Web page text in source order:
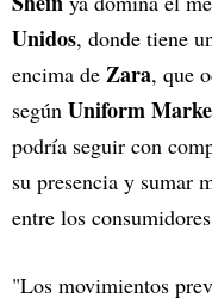
Unidos, donde tiene
encima de Zara, que
según Uniform
podría seguir con
su presencia y sumar
entre los
"Los movimientos